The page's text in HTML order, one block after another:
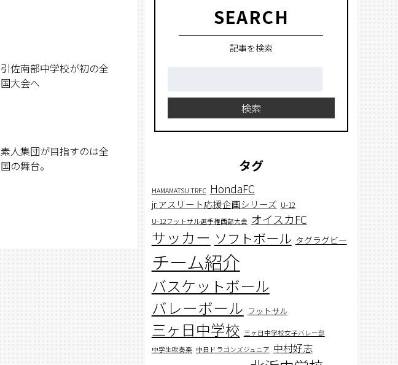
引佐南部中学校が初の全
国大会へ
素人集団が目指すのは全
国の舞台。
SEARCH
記事を検索
検索
タグ
HAMAMATSU TRFC HondaFC
jr.アスリート応援企画シリーズ U-12
U-12フットサル選手権西部大会 オイスカFC
サッカー ソフトボール タグラグビー
チーム紹介
バスケットボール
バレーボール フットサル
三ヶ日中学校 三ヶ日中学校女子バレー部
中学生吹奏楽 中日ドラゴンズジュニア 中村好志